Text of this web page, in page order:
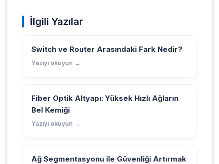
İlgili Yazılar
Switch ve Router Arasındaki Fark Nedir?
Yazıyı okuyun →
Fiber Optik Altyapı: Yüksek Hızlı Ağların
Bel Kemiği
Yazıyı okuyun →
Ağ Segmentasyonu ile Güvenliği Artırmak